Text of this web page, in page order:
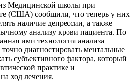
Медицинской школы при
(США) сообщили, что теперь у них
наличие депрессии, а также
анализу крови пациента. По
ими технология анализа
диагностировать ментальные
субъективного фактора, который
практике и
ход лечения.